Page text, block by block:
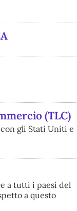
(TLC)
gli Stati Uniti e
a tutti i paesi del
a questo